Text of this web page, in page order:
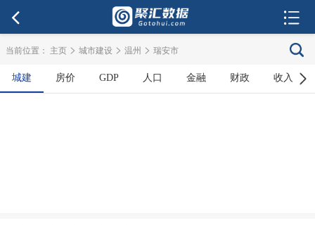
当前位置： 主页 > 城市建设 > 温州 > 瑞安市
城建 房价 GDP 人口 金融 财政 收入